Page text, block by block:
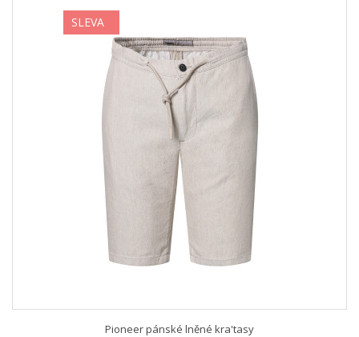
SLEVA
Pioneer pánské lněné kra'tasy